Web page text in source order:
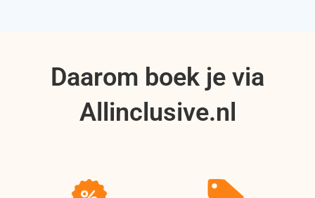
Daarom boek je via
Allinclusive.nl